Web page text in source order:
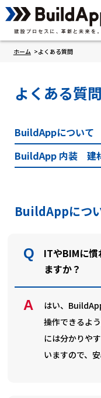
ホーム よくある質問
よくある質問
BuildAppについて
BuildApp 内装 建
BuildAppにつ
ITやBIMに慣
ますか？
はい、
操作できるよ
には分かりや
いますので、